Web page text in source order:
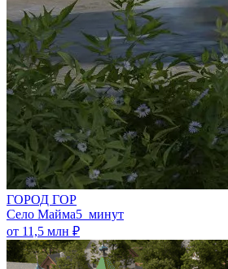
ГОРОД ГОР
Село Майма5 минут
от 11,5 млн ₽